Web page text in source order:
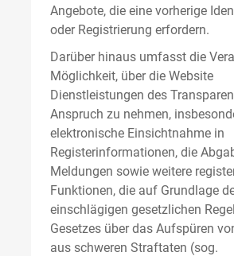
Angebote, die eine vorherige
oder Registrierung erfordern.
Darüber hinaus umfasst die
Möglichkeit, über die Website
Dienstleistungen des
Anspruch zu nehmen,
elektronische Einsichtnahme in
Registerinformationen, die
Meldungen sowie weitere
Funktionen, die auf Grundlage
einschlägigen gesetzlichen
Gesetzes über das Aufspüren
aus schweren Straftaten (sog.